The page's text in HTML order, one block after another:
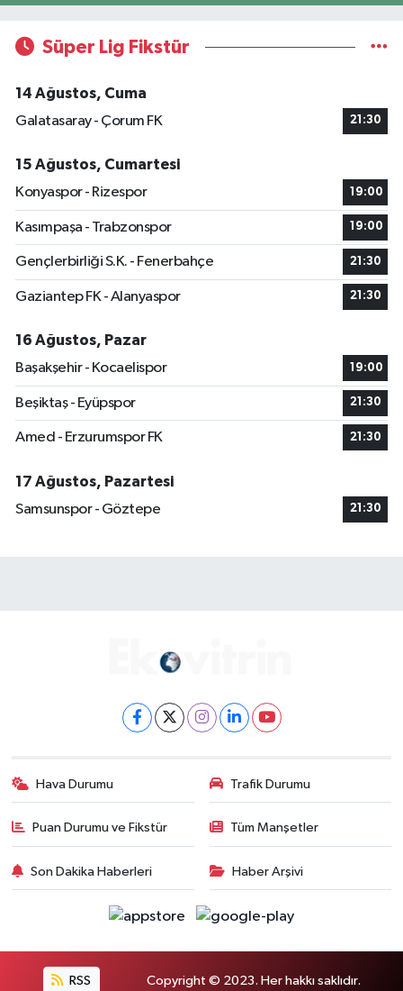
Süper Lig Fikstür
14 Ağustos, Cuma
Galatasaray - Çorum FK
21:30
15 Ağustos, Cumartesi
Konyaspor - Rizespor
19:00
Kasımpaşa - Trabzonspor 19:00
Gençlerbirliği S.K. - Fenerbahçe 21:30
Gaziantep FK - Alanyaspor 21:30
16 Ağustos, Pazar
Başakşehir - Kocaelispor
19:00
Beşiktaş - Eyüpspor 21:30
Amed - Erzurumspor FK 21:30
17 Ağustos, Pazartesi
Samsunspor - Göztepe
21:30
Hava Durumu Trafik Durumu
Puan Durumu ve Fikstür Tüm Manşetler
Son Dakika Haberleri Haber Arşivi
RSS Copyright © 2023. Her hakkı saklıdır.